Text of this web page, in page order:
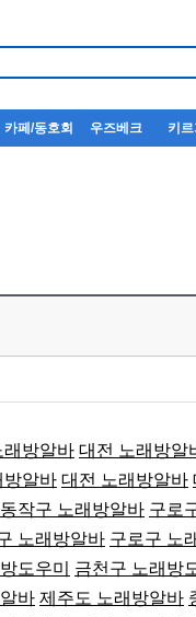
카페/동호회 우즈베크 키
래방알바 대전 노래방알
방알바 대전 노래방알바
동작구 노래방알바 구로
노래방알바 구로구 노
도우미 금천구 노래방
바 제주도 노래방알바